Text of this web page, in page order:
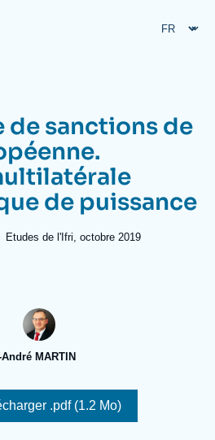
soutenir
de sanctions de
de puissance
Références
Etudes de l'Ifri, octobre 2019
MARTIN
.pdf (1.2 Mo)